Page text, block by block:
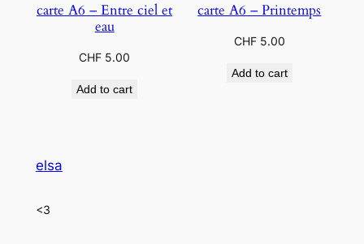
carte A6 – Entre ciel et
eau
CHF 5.00
Add to cart
carte A6 – Printemps
CHF5.00
Add to cart
elsa
<3